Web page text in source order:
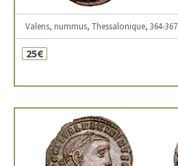
Valens, nummus, Thessalonique, 364-367
25€